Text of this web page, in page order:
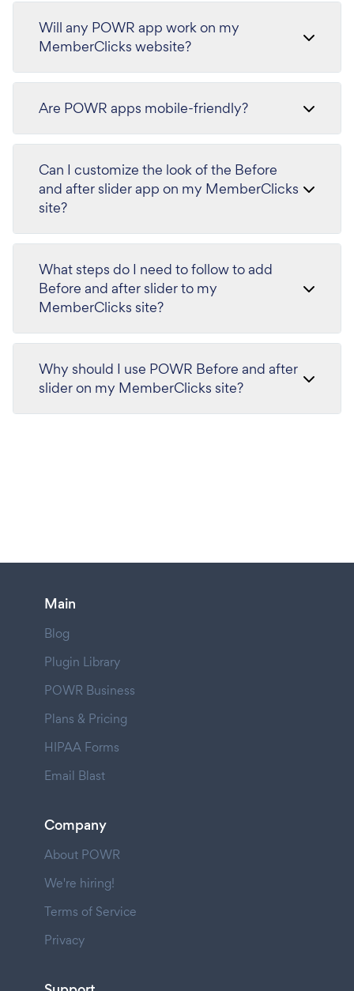
Will any POWR app work on my
MemberClicks website?
Are POWR apps mobile-friendly?
Can I customize the look of the Before
and after slider app on my MemberClicks
site?
What steps do I need to follow to add
Before and after slider to my
MemberClicks site?
Why should I use POWR Before and after
slider on my MemberClicks site?
Main
Blog
Plugin Library
POWR Business
Plans & Pricing
HIPAA Forms
Email Blast
Company
About POWR
We're hiring!
Terms of Service
Privacy